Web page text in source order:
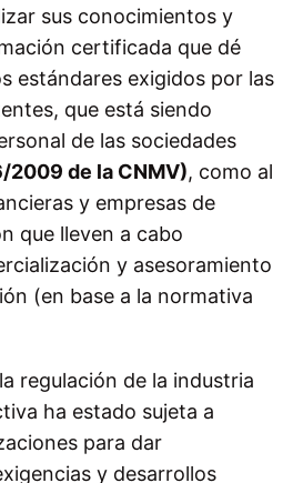
sus conocimientos y
certificada que dé
estándares exigidos por las
que está siendo
de las sociedades
2009 de la CNMV), como al
y empresas de
que lleven a cabo
y asesoramiento
(en base a la normativa
regulación de la industria
ha estado sujeta a
para dar
y desarrollos